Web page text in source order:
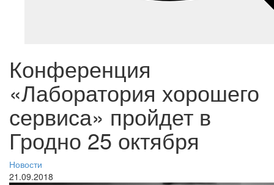
Конференция
«Лаборатория хорошего
сервиса» пройдет в
Гродно 25 октября
Новости
21.09.2018